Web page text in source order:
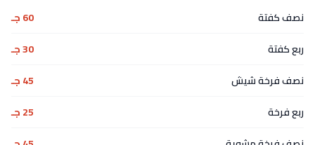
نصف كفتة
60 جـ
ربع كفتة
30 جـ
نصف فرخة شيش
45 جـ
ربع فرخة
25 جـ